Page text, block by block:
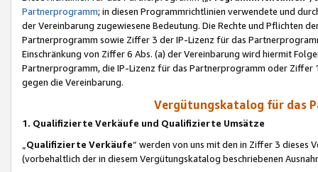
Partnerprogramm; in diesen Programmrichtlinien verwendete und
der Vereinbarung zugewiesene Bedeutung. Die Rechte und Pflichten
Partnerprogramm sowie Ziffer 3 der IP-Lizenz für das
Einschränkung von Ziffer 6 Abs. (a) der Vereinbarung wird hiermit
Partnerprogramm, die IP-Lizenz für das Partnerprogramm oder
gegen die Vereinbarung.
Vergütungskatalog für das
1. Qualifizierte Verkäufe und Qualifizierte Umsätze
Qualifizierte Verkäufe“ werden von uns mit den in Ziffer 3
(vorbehaltlich der in diesem Vergütungskatalog beschriebenen